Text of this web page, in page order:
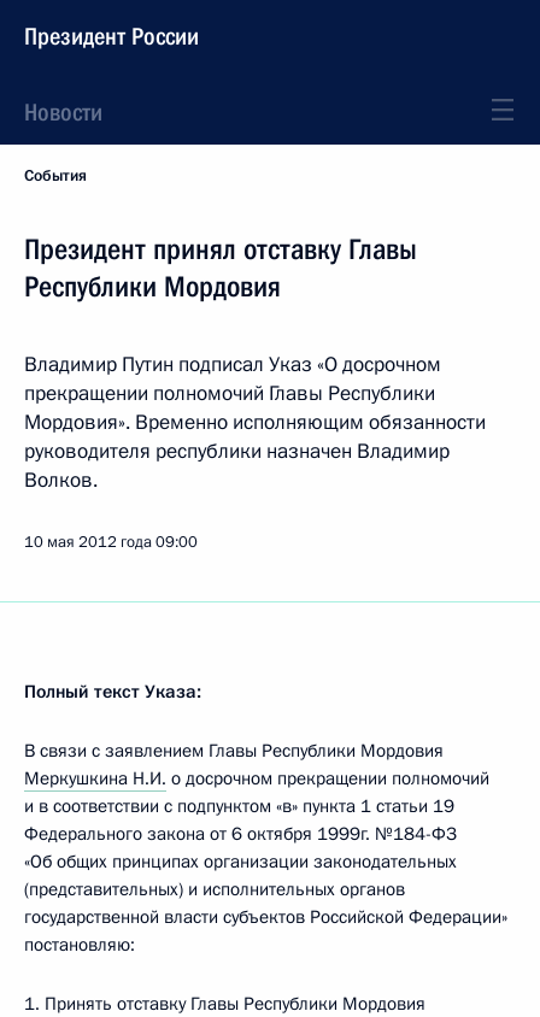
Президент России
Новости
События
Президент принял отставку Главы
Республики Мордовия
Владимир Путин подписал Указ «О досрочном
прекращении полномочий Главы Республики
Мордовия». Временно исполняющим обязанности
руководителя республики назначен Владимир
Волков.
10 мая 2012 года09:00
Полный текст Указа:
В связи с заявлением Главы Республики Мордовия
Меркушкина Н.И. о досрочном прекращении полномочий
и в соответствии с подпунктом «в» пункта 1 статьи 19
Федерального закона от 6 октября 1999г. №184-ФЗ
«Об общих принципах организации законодательных
(представительных) и исполнительных органов
государственной власти субъектов Российской Федерации»
постановляю:
1. Принять отставку Главы Республики Мордовия